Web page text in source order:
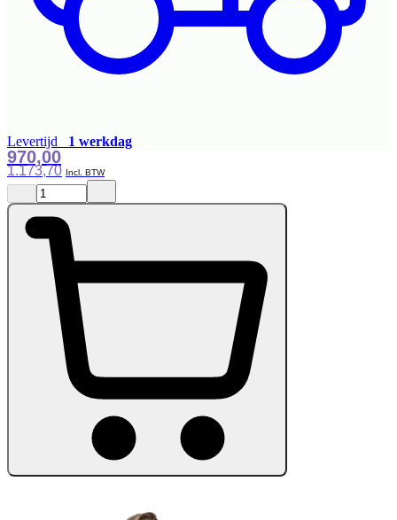
Levertijd 1 werkdag
1.173,70
970,00